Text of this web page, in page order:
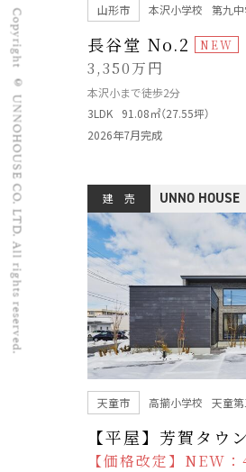
山形市 本沢小学校 第九
長谷堂 No.2
3,350万円
本沢小まで徒歩2分
3LDK
91.08㎡（27.55坪）
2026年7月完成
建 売 UNNO HOUSE
天童市 高擶小学校 天童
【平屋】芳賀タウ
【価格改定】NEW
Copyright © UNNOHOUSE CO. LTD. All rights reserved.